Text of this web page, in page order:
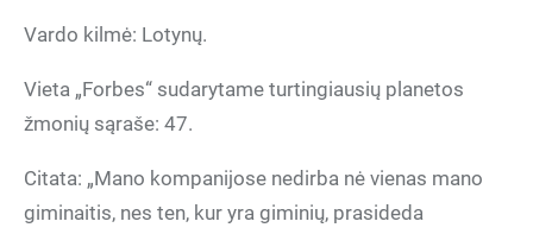
Vardo kilmė: Lotynų.
Vieta „Forbes“ sudarytame turtingiausių planetos
žmonių sąraše: 47.
Citata: „Mano kompanijose nedirba nė vienas mano
giminaitis, nes ten, kur yra giminių, prasideda